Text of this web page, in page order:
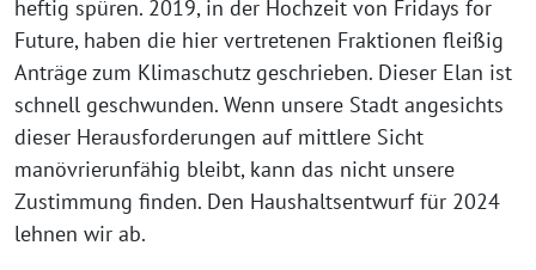
heftig spüren. 2019, in der Hochzeit von Fridays for
Future, haben die hier vertretenen Fraktionen fleißig
Anträge zum Klimaschutz geschrieben. Dieser Elan ist
schnell geschwunden. Wenn unsere Stadt angesichts
dieser Herausforderungen auf mittlere Sicht
manövrierunfähig bleibt, kann das nicht unsere
Zustimmung finden. Den Haushaltsentwurf für 2024
lehnen wir ab.